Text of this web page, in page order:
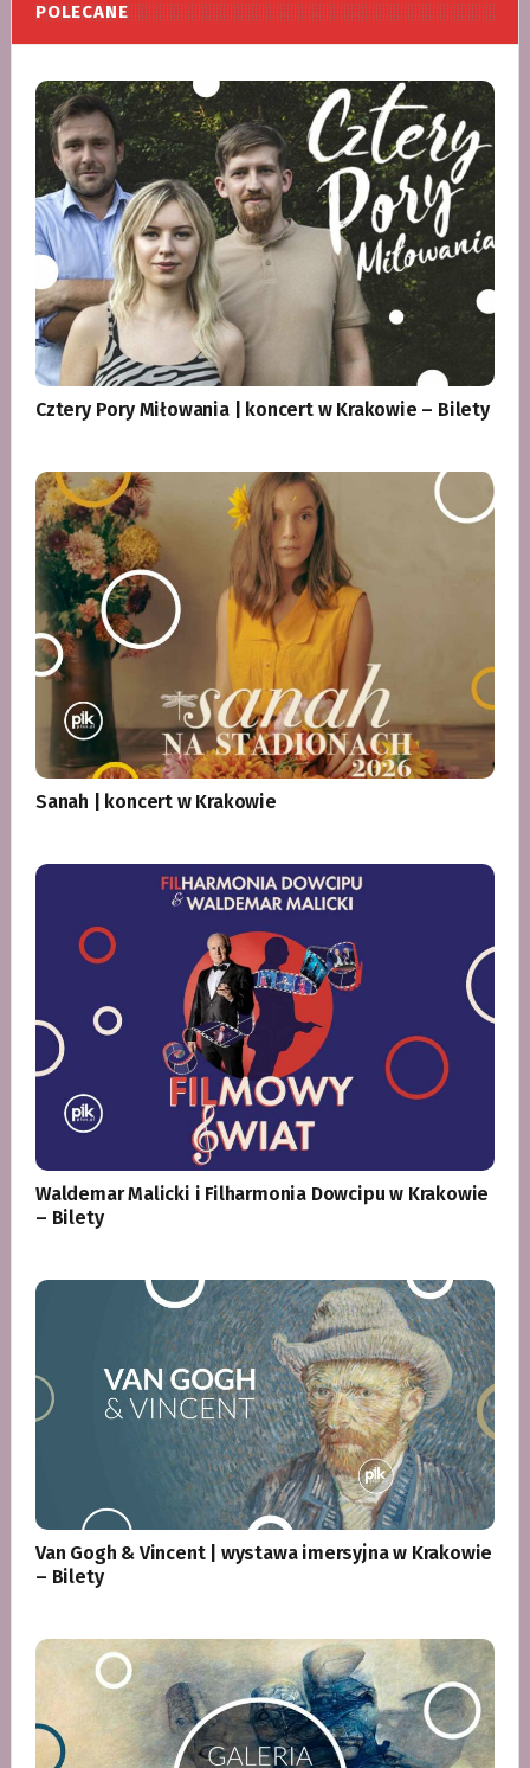
POLECANE
Cztery Pory Miłowania | koncert w Krakowie – Bilety
Sanah | koncert w Krakowie
Waldemar Malicki i Filharmonia Dowcipu w Krakowie
– Bilety
Van Gogh & Vincent | wystawa imersyjna w Krakowie
– Bilety